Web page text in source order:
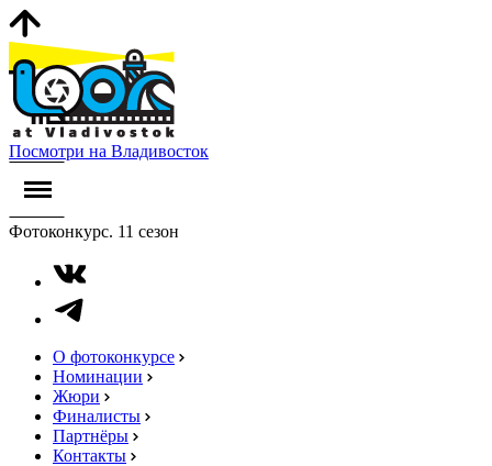
Посмотри на Владивосток
Фотоконкурс. 11 сезон
О фотоконкурсе
Номинации
Жюри
Финалисты
Партнёры
Контакты